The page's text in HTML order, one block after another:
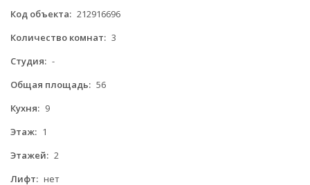
Код объекта: 212916696
Количество комнат: 3
Студия: -
Общая площадь: 56
Кухня: 9
Этаж: 1
Этажей: 2
Лифт: нет